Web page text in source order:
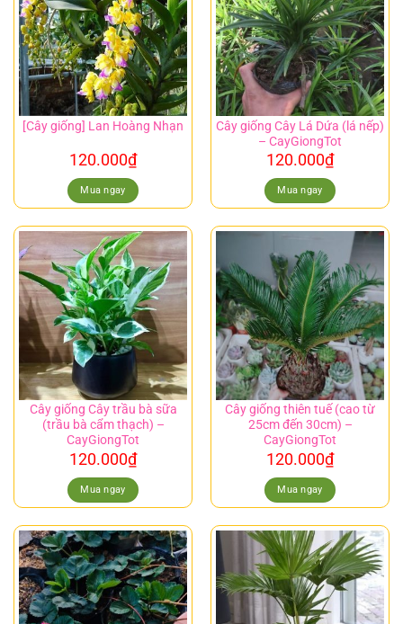
[Cây giống] Lan Hoàng Nhạn
120.000₫
Mua ngay
Cây giống Cây Lá Dứa (lá nếp)
– CayGiongTot
120.000₫
Mua ngay
Cây giống Cây trầu bà sữa
(trầu bà cẩm thạch) –
CayGiongTot
120.000₫
Mua ngay
Cây giống thiên tuế (cao từ
25cm đến 30cm) –
CayGiongTot
120.000₫
Mua ngay